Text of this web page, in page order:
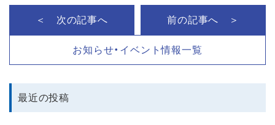
＜ 次の記事へ
お知らせ・イベント情報一覧
前の記事へ ＞
最近の投稿